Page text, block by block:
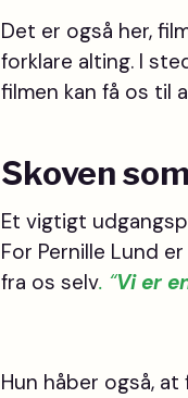
Det er også her,
forklare alting. I
filmen kan få os til
Skoven
Et vigtigt
For Pernille Lund
fra os selv. “Vi er
Hun håber også,